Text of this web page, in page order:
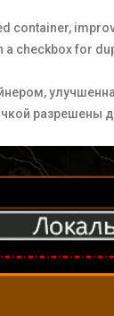
container,
a checkbox for
разрешены